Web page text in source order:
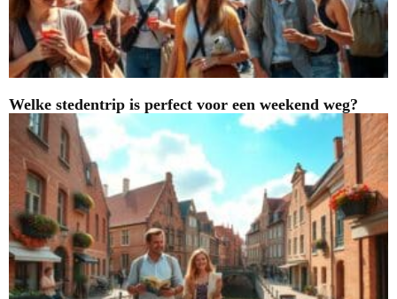
Welke stedentrip is perfect voor een weekend weg?